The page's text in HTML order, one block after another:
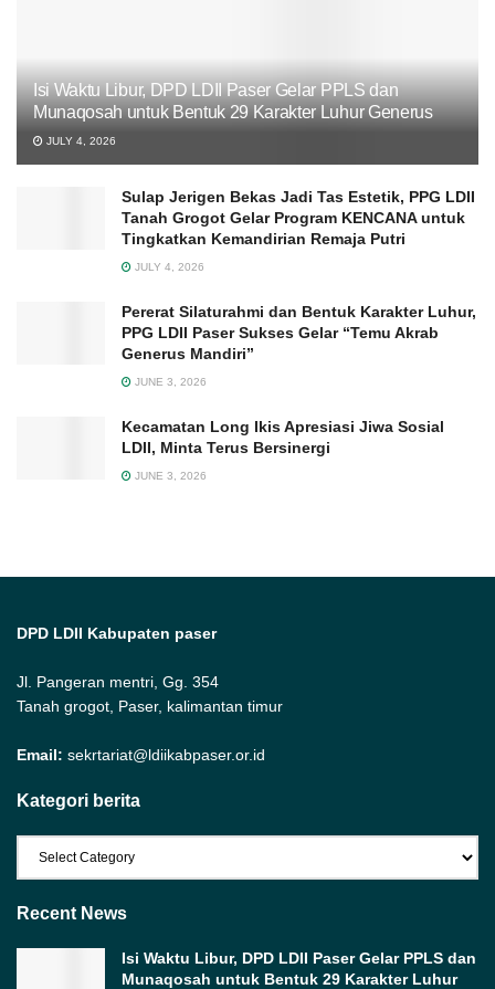
Isi Waktu Libur, DPD LDII Paser Gelar PPLS dan
Munaqosah untuk Bentuk 29 Karakter Luhur Generus
JULY 4, 2026
Sulap Jerigen Bekas Jadi Tas Estetik, PPG LDII
Tanah Grogot Gelar Program KENCANA untuk
Tingkatkan Kemandirian Remaja Putri
JULY 4, 2026
Pererat Silaturahmi dan Bentuk Karakter Luhur,
PPG LDII Paser Sukses Gelar “Temu Akrab
Generus Mandiri”
JUNE 3, 2026
Kecamatan Long Ikis Apresiasi Jiwa Sosial
LDII, Minta Terus Bersinergi
JUNE 3, 2026
DPD LDII Kabupaten paser
Jl. Pangeran mentri, Gg. 354
Tanah grogot, Paser, kalimantan timur
Email: sekrtariat@ldiikabpaser.or.id
Kategori berita
Recent News
Isi Waktu Libur, DPD LDII Paser Gelar PPLS dan
Munaqosah untuk Bentuk 29 Karakter Luhur